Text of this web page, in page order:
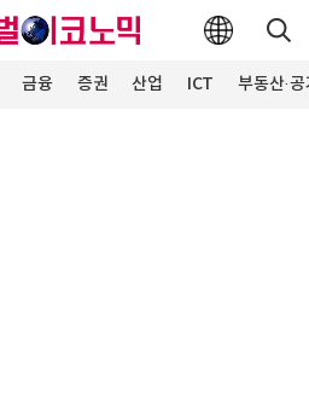
금융 증권 산업 ICT 부동산·